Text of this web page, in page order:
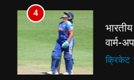
5
रूट 4
वापसी
क्रिकेट
4
वार्म-
ऋचा
क्रिकेट